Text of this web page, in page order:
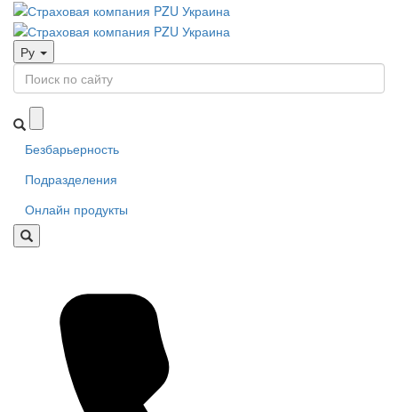
Ру
Безбарьерность
Подразделения
Онлайн продукты